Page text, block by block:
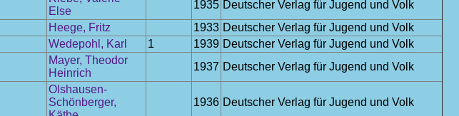
Else
1935 Deutscher Verlag für Jugend und Volk
Heege, Fritz 1933 Deutscher Verlag für Jugend und Volk
Wedepohl, Karl 1 1939 Deutscher Verlag für Jugend und Volk
Mayer, Theodor
Heinrich
1937 Deutscher Verlag für Jugend und Volk
Olshausen-
Schönberger,
1936 Deutscher Verlag für Jugend und Volk